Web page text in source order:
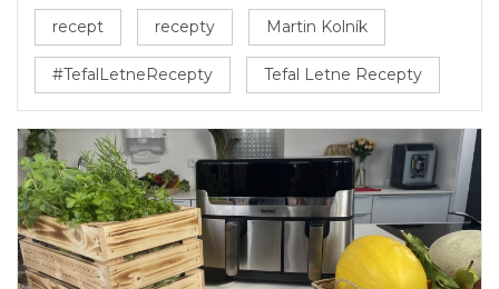
recept recepty Martin Kolník
#TefalLetneRecepty Tefal Letne Recepty